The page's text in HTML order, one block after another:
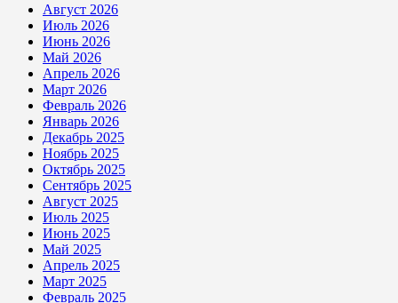
Август 2026
Июль 2026
Июнь 2026
Май 2026
Апрель 2026
Март 2026
Февраль 2026
Январь 2026
Декабрь 2025
Ноябрь 2025
Октябрь 2025
Сентябрь 2025
Август 2025
Июль 2025
Июнь 2025
Май 2025
Апрель 2025
Март 2025
Февраль 2025